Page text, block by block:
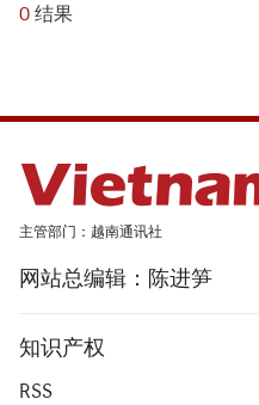
0 结果
主管部门：越南通讯社
网站总编辑：陈进笋
知识产权
RSS